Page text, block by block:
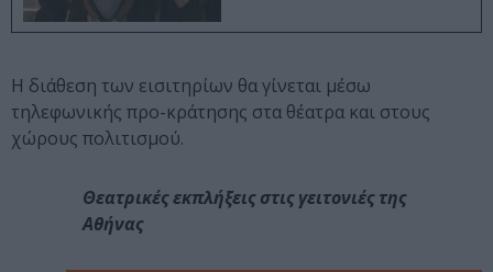
Η διάθεση των εισιτηρίων θα γίνεται μέσω
τηλεφωνικής προ-κράτησης στα θέατρα και στους
χώρους πολιτισμού.
Θεατρικές εκπλήξεις στις γειτονιές της
Αθήνας